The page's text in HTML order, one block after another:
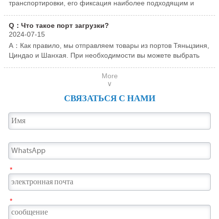
противопожарные двери и т. д.
кухонной утвари, сантехнике, потолках,
сериях из нержавеющей стали.
транспортировки, его фиксация наиболее подходящим и
транспортировки возникнут такие проблемы, как удары,
коррозия, царапины и т. д.
Q：Что такое порт загрузки?
2024-07-15
A：Как правило, мы отправляем товары из портов Тяньцзиня,
Циндао и Шанхая. При необходимости вы можете выбрать
More
∨
СВЯЗАТЬСЯ С НАМИ
*
*